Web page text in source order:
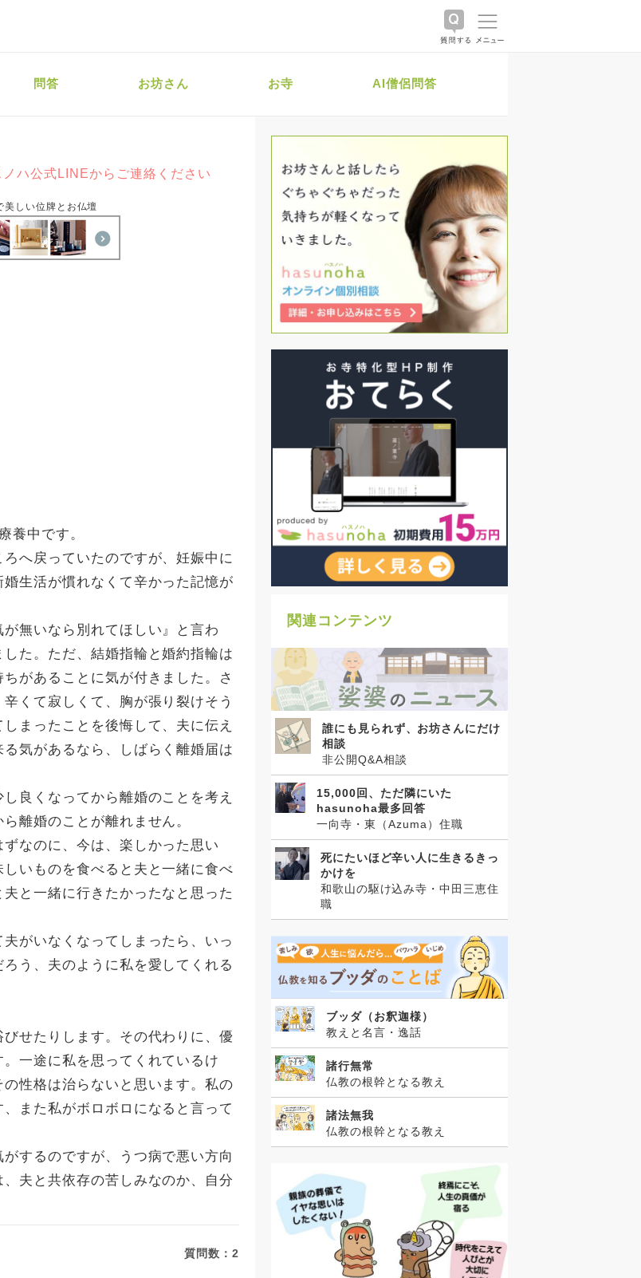
問答 お坊さん お寺 AI僧侶問答
ハ公式LINEからご連絡ください
美しい位牌とお仏壇
養中です。
へ戻っていたのですが、妊娠中に
生活が慣れなくて辛かった記憶が
無いなら別れてほしい』と言わ
た。ただ、結婚指輪と婚約指輪は
があることに気が付きました。さ
くて寂しくて、胸が張り裂けそう
まったことを後悔して、夫に伝え
気があるなら、しばらく離婚届は
良くなってから離婚のことを考え
離婚のことが離れません。
なのに、今は、楽しかった思い
いものを食べると夫と一緒に食べ
と一緒に行きたかったなと思った
がいなくなってしまったら、いっ
う、夫のように私を愛してくれる
せたりします。その代わりに、優
一途に私を思ってくれているけ
性格は治らないと思います。私の
また私がボロボロになると言って
するのですが、うつ病で悪い方向
夫と共依存の苦しみなのか、自分
質問数：2
関連コンテンツ
誰にも見られず、お坊さんにだけ
相談
非公開Q&A相談
15,000回、ただ隣にいた
hasunoha最多回答
一向寺・東（Azuma）住職
死にたいほど辛い人に生きるきっ
かけを
和歌山の駆け込み寺・中田三恵住
職
ブッダ（お釈迦様）
教えと名言・逸話
諸行無常
仏教の根幹となる教え
諸法無我
仏教の根幹となる教え